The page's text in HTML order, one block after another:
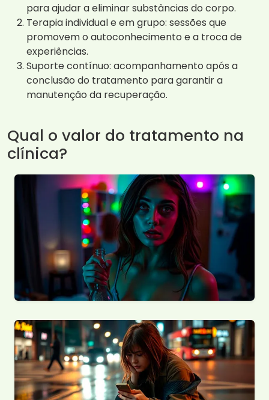
para ajudar a eliminar substâncias do corpo.
Terapia individual e em grupo: sessões que
promovem o autoconhecimento e a troca de
experiências.
Suporte contínuo: acompanhamento após a
conclusão do tratamento para garantir a
manutenção da recuperação.
Qual o valor do tratamento na
clínica?